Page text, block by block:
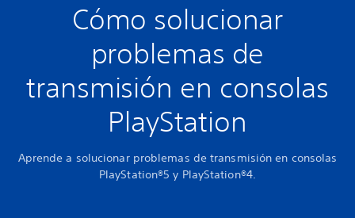
Cómo solucionar
problemas de
transmisión en consolas
PlayStation
Aprende a solucionar problemas de transmisión en consolas
PlayStation®5 y PlayStation®4.